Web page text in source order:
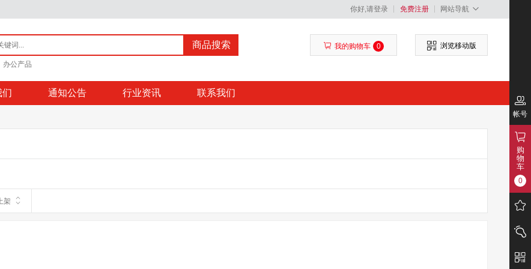
你好,请登录 免费注册 网站导航
商品搜索
办公产品
我的购物车 0 浏览移动版
们 通知公告 行业资讯 联系我们
架
帐号
购
物
车
0